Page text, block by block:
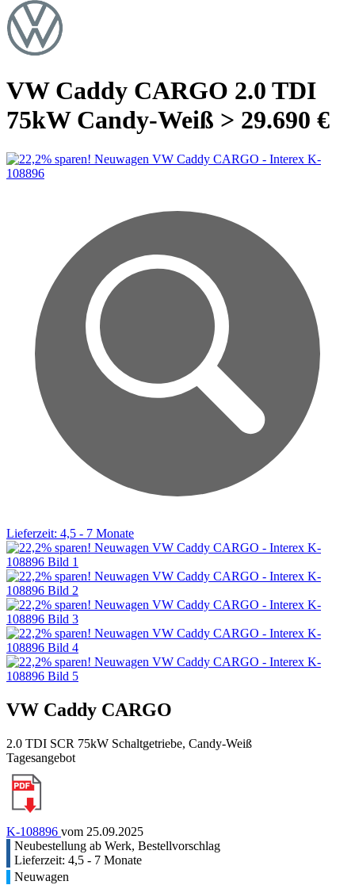
VW Caddy CARGO 2.0 TDI
75kW Candy-Weiß > 29.690 €
Lieferzeit: 4,5 - 7 Monate
VW Caddy CARGO
2.0 TDI SCR 75kW Schaltgetriebe, Candy-Weiß
Tagesangebot
K-108896 vom 25.09.2025
Neubestellung ab Werk, Bestellvorschlag
Lieferzeit: 4,5 - 7 Monate
Neuwagen